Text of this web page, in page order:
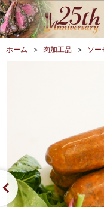
ホーム > 肉加工品 > ソー